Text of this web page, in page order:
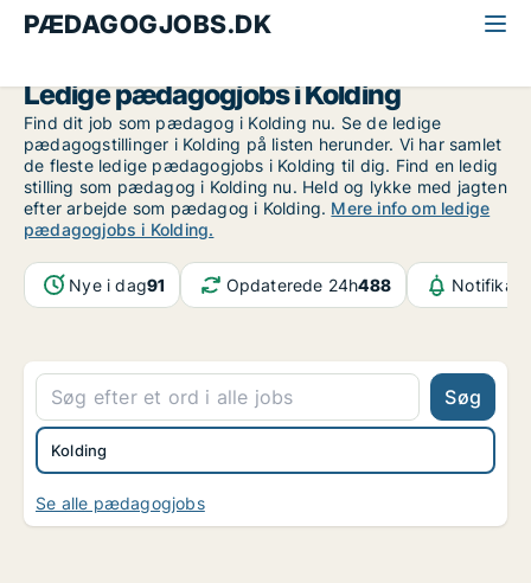
PÆDAGOGJOBS.DK
Ledige pædagogjobs i Kolding
Find dit job som pædagog i Kolding nu. Se de ledige
pædagogstillinger i Kolding på listen herunder. Vi har samlet
de fleste ledige pædagogjobs i Kolding til dig. Find en ledig
stilling som pædagog i Kolding nu. Held og lykke med jagten
efter arbejde som pædagog i Kolding. Mere info om ledige
pædagogjobs i Kolding.
Nye i dag91 Opdaterede 24h488
Søg
Kolding
Se alle pædagogjobs